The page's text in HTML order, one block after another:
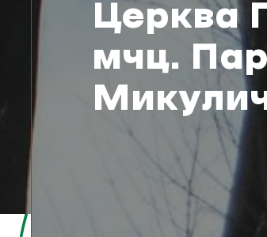
Церква
мчц.